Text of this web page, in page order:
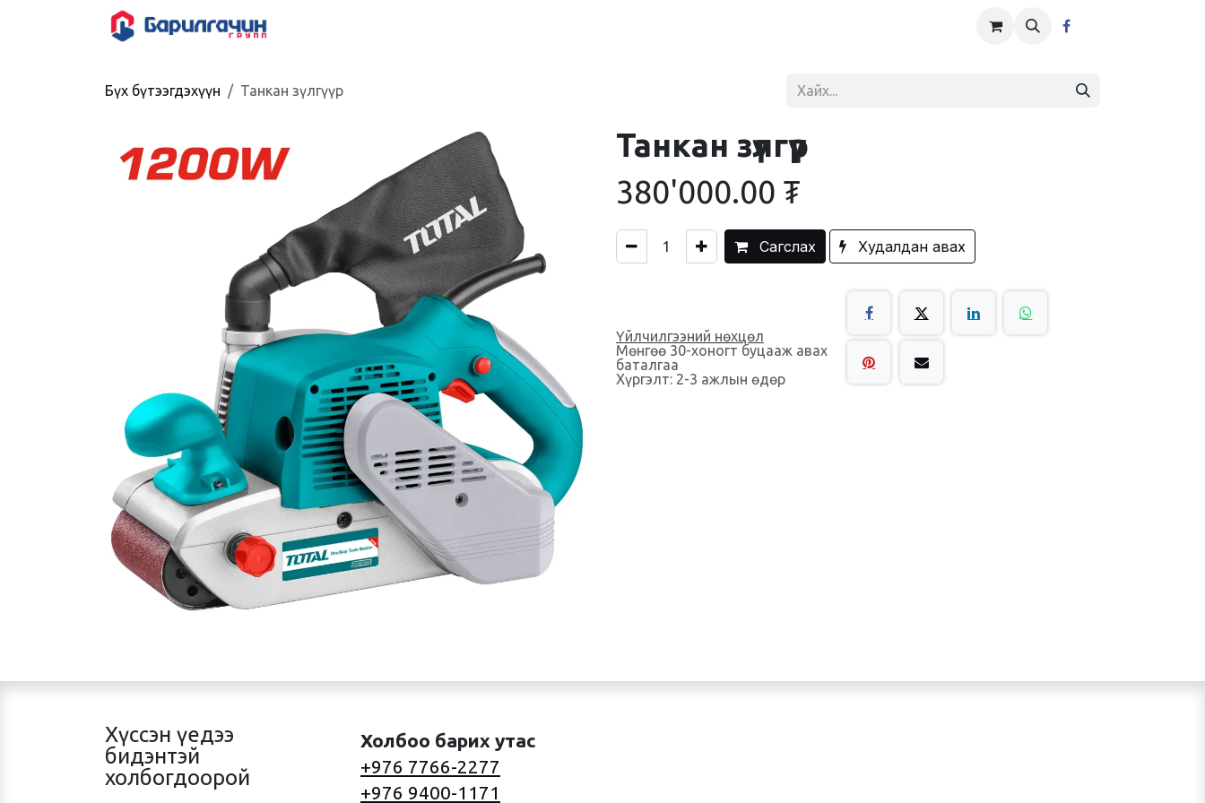
Бүх бүтээгдэхүүн Танкан зүлгүүр
Танкан зүлгүүр
380'000.00 ₮
Сагслах Худалдан авах
Үйлчилгээний нөхцөл
Мөнгөө 30-хоногт буцааж авах
баталгаа
Хүргэлт: 2-3 ажлын өдөр
Хүссэн үедээ
бидэнтэй
холбогдоорой
Холбоо барих утас
+976 7766-2277
+976 9400-1171